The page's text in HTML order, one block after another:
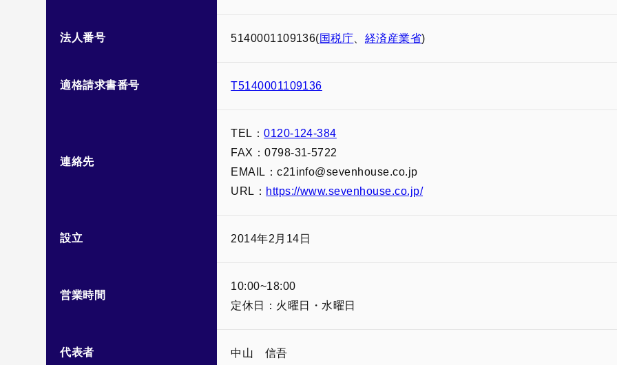
法人番号 5140001109136(国税庁 経済産業省)
適格請求書番号 T5140001109136
連絡先
TEL：0120-124-384
FAX：0798-31-5722
EMAIL：c21info@sevenhouse.co.jp
URL： https://www.sevenhouse.co.jp/
設立 2014年2月14日
営業時間
10:00~18:00
定休日：火曜日・水曜日
代表者 中山 信吾